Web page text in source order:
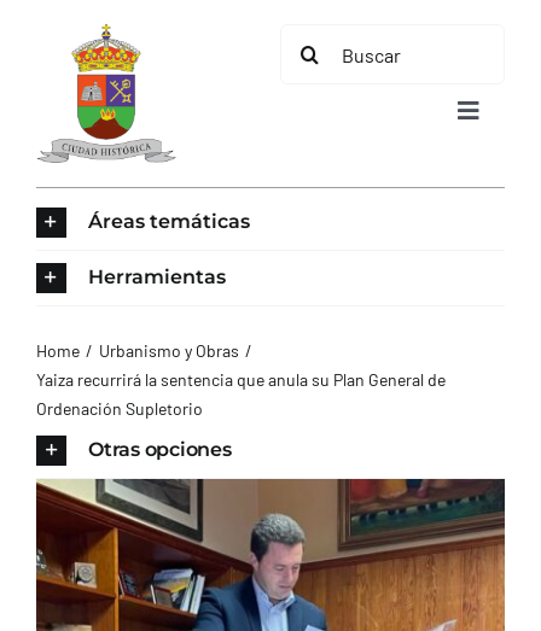
contenido
Buscar:
Toggle
AYUNTAMIENTO
TURISMO
CONTACTO
Áreas temáticas
Herramientas
Home
Urbanismo y Obras
Yaiza recurrirá la sentencia que anula su Plan General de
Ordenación Supletorio
Otras opciones